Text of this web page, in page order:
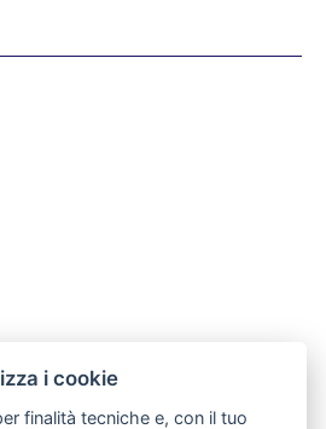
i cookie
finalità tecniche e, con il tuo